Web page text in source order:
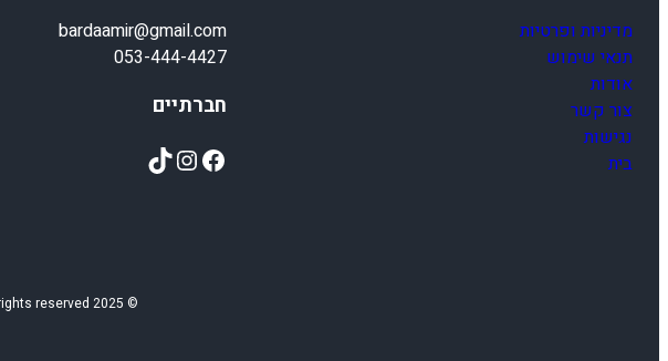
מדיניות ופרטיות
תנאי שימוש
אודות
צור קשר
נגישות
בית
bardaamir@gmail.com
053-444-4427
חברתיים
Facebook
Instagram
TikTok
© 2025 amirstuff. All rights reserved.